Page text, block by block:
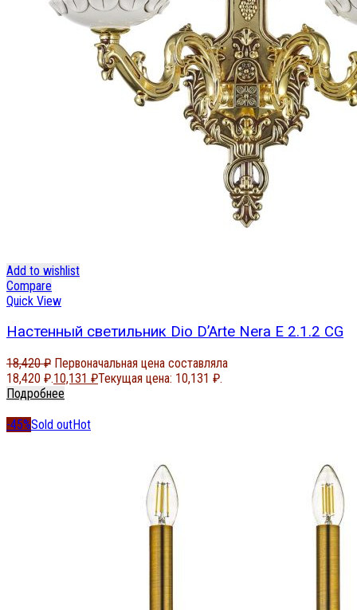
Add to wishlist
Compare
Quick View
Настенный светильник Dio D’Arte Nera E 2.1.2 CG
18,420₽ Первоначальная цена составляла
18,420 ₽.10,131 ₽Текущая цена: 10,131 ₽.
Подробнее
-45%Sold outHot